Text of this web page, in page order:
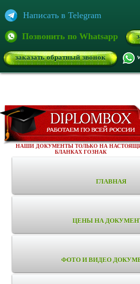
Написать в Telegram
Позвонить по Whatsapp
заказать обратный звонок
НАШИ ДОКУМЕНТЫ ТОЛЬКО НА
БЛАНКАХ ГОЗНАК
ГЛАВНАЯ
ЦЕНЫ НА
ФОТО И ВИДЕО